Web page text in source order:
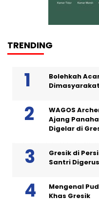
TRENDING
Bolehkah
Dimasyarakat
WAGOS
Ajang
Digelar di
Gresik di
Santri
Mengenal
Khas Gresik